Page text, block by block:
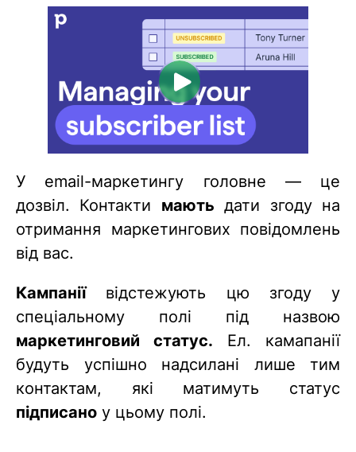
У email-маркетингу головне — це
дозвіл. Контакти мають дати згоду на
отримання маркетингових повідомлень
від вас.
Кампаніївідстежують цю згоду у
спеціальному полі під назвою
маркетинговий статус. Ел. камапанії
будуть успішно надсилані лише тим
контактам, які матимуть статус
підписано у цьому полі.